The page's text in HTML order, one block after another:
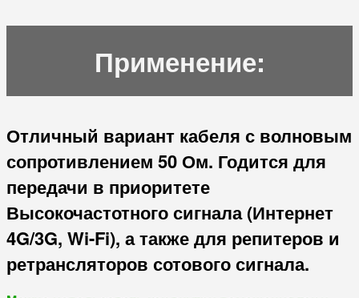
Применение:
Отличный вариант кабеля с волновым
сопротивлением 50 Ом. Годится для
передачи в приоритете
Высокочастотного сигнала (Интернет
4G/3G, Wi-Fi), а также для репитеров и
ретрансляторов сотового сигнала.